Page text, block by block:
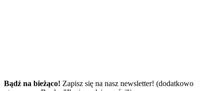
Bądź na bieżąco! Zapisz się na nasz newsletter! (dodatkowo